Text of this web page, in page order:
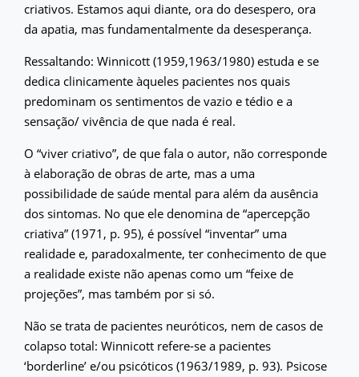
criativos. Estamos aqui diante, ora do desespero, ora
da apatia, mas fundamentalmente da desesperança.
Ressaltando: Winnicott (1959,1963/1980) estuda e se
dedica clinicamente àqueles pacientes nos quais
predominam os sentimentos de vazio e tédio e a
sensação/ vivência de que nada é real.
O “viver criativo”, de que fala o autor, não corresponde
à elaboração de obras de arte, mas a uma
possibilidade de saúde mental para além da ausência
dos sintomas. No que ele denomina de “apercepção
criativa” (1971, p. 95), é possível “inventar” uma
realidade e, paradoxalmente, ter conhecimento de que
a realidade existe não apenas como um “feixe de
projeções”, mas também por si só.
Não se trata de pacientes neuróticos, nem de casos de
colapso total: Winnicott refere-se a pacientes
‘borderline’ e/ou psicóticos (1963/1989, p. 93). Psicose